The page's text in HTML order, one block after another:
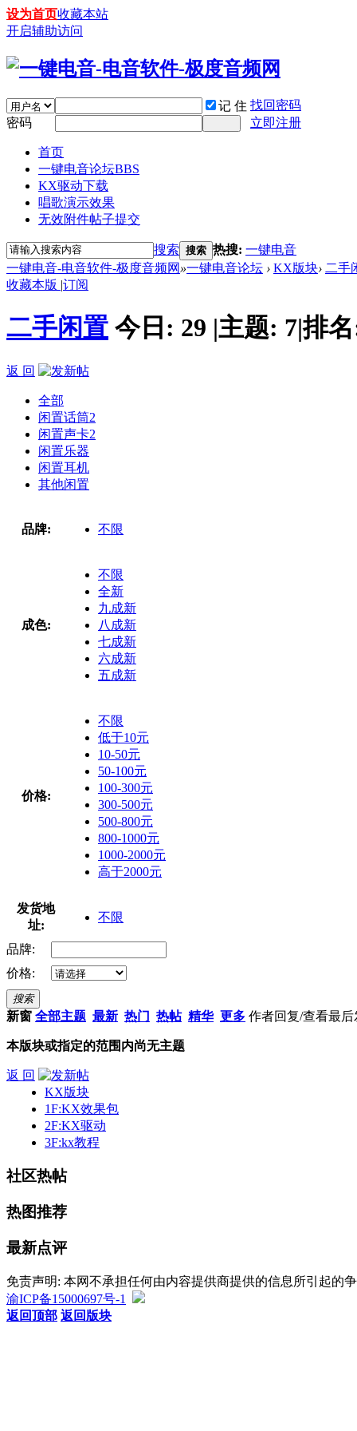
设为首页收藏本站
开启辅助访问
记 住 找回密码
密码
立即注册
首页
一键电音论坛BBS
KX驱动下载
唱歌演示效果
无效附件帖子提交
搜索 搜索 热搜: 一键电音
一键电音-电音软件-极度音频网 »一键电音论坛 › KX版块› 二手
收藏本版 |订阅
二手闲置 今日: 29 |主题: 7|排
返 回
全部
闲置话筒2
闲置声卡2
闲置乐器
闲置耳机
其他闲置
品牌: 不限
成色:
不限
全新
九成新
八成新
七成新
六成新
五成新
价格:
不限
低于10元
10-50元
50-100元
100-300元
300-500元
500-800元
800-1000元
1000-2000元
高于2000元
发货地
址:
不限
品牌:
价格:
搜索
新窗 全部主题 最新 热门 热帖 精华 更多 作者回复/查看最后
本版块或指定的范围内尚无主题
返 回
KX版块
1F:KX效果包
2F:KX驱动
3F:kx教程
社区热帖
热图推荐
最新点评
免责声明: 本网不承担任何由内容提供商提供的信息所引起的
渝ICP备15000697号-1
返回顶部 返回版块